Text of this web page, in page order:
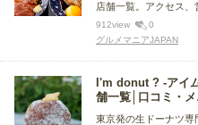
店舗一覧。アクセス、
認でき、近くの一軒や
ど看板メニューとと
912view
0
グルメマニアJAPAN
I'm donut ? -アイ
舗一覧│口コミ・
東京発の生ドーナツ専